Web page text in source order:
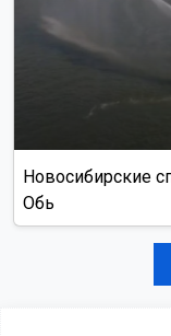
Новосибирские
Обь